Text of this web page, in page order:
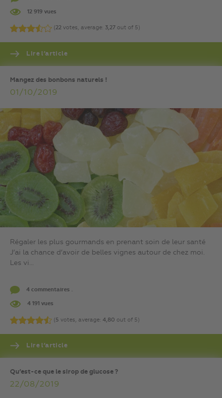
12 919 vues
(22 votes, average: 3,27 out of 5)
Lire l’article
Mangez des bonbons naturels !
01/10/2019
Régaler les plus gourmands en prenant soin de leur santé
J’ai la chance d’avoir de belles vignes autour de chez moi.
Les vi...
4 commentaires .
4 191 vues
(5 votes, average: 4,80 out of 5)
Lire l’article
Qu’est-ce que le sirop de glucose ?
22/08/2019